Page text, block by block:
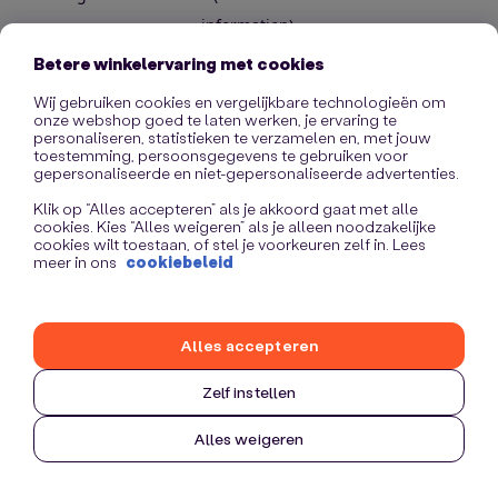
information).
Betere winkelervaring met cookies
Wij gebruiken cookies en vergelijkbare technologieën om
onze webshop goed te laten werken, je ervaring te
personaliseren, statistieken te verzamelen en, met jouw
toestemming, persoonsgegevens te gebruiken voor
gepersonaliseerde en niet-gepersonaliseerde advertenties.
Klik op “Alles accepteren” als je akkoord gaat met alle
cookies. Kies “Alles weigeren” als je alleen noodzakelijke
cookies wilt toestaan, of stel je voorkeuren zelf in. Lees
meer in ons cookiebeleid
Zelf instellen
Alles weigeren
Alles accepteren